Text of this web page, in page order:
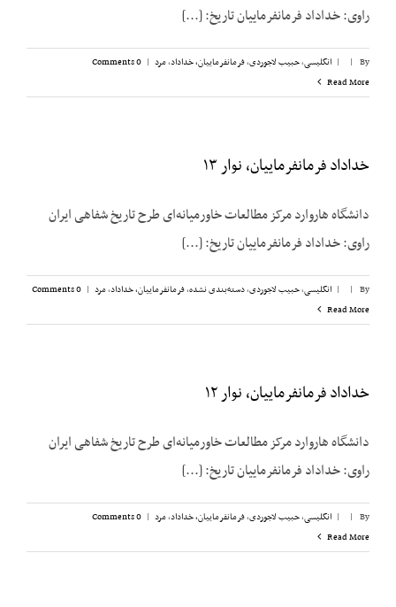
راوی: خداداد فرمانفرماییان تاریخ: [...]
By
|
| انگلیسی,حبیب لاجوردی,فرمانفرماییان، خداداد,مرد |
0 Comments
Read More
خداداد فرمانفرماییان، نوار ۱۳
دانشگاه هاروارد مرکز مطالعات خاورمیانه‌ای طرح تاریخ شفاهی ایران
راوی: خداداد فرمانفرماییان تاریخ: [...]
By
|
| انگلیسی,حبیب لاجوردی,دسته‌بندی نشده,فرمانفرماییان، خداداد,مرد |
0 Comments
Read More
خداداد فرمانفرماییان، نوار ۱۲
دانشگاه هاروارد مرکز مطالعات خاورمیانه‌ای طرح تاریخ شفاهی ایران
راوی: خداداد فرمانفرماییان تاریخ: [...]
By
|
| انگلیسی,حبیب لاجوردی,فرمانفرماییان، خداداد,مرد |
0 Comments
Read More